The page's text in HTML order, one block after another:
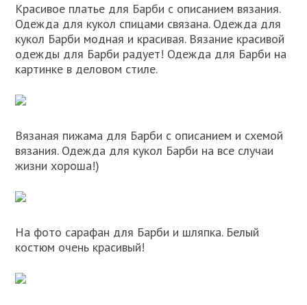
Красивое платье для Барби с описанием вязания.
Одежда для кукол спицами связана. Одежда для
кукол Барби модная и красивая. Вязание красивой
одежды для Барби радует! Одежда для Барби на
картинке в деловом стиле.
Вязаная пижама для Барби с описанием и схемой
вязания. Одежда для кукол Барби на все случаи
жизни хороша!)
На фото сарафан для Барби и шляпка. Белый
костюм очень красивый!